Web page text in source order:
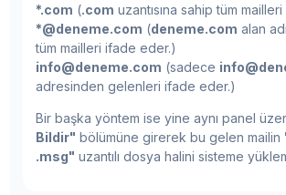
*.com (.com uzantısına sahip tüm
*@deneme.com (deneme.com alan
tüm mailleri ifade eder.)
info@deneme.com (sadece
adresinden gelenleri ifade eder.)
Bir başka yöntem ise yine aynı panel
Bildir" bölümüne girerek bu gelen mailin
.msg" uzantılı dosya halini sisteme